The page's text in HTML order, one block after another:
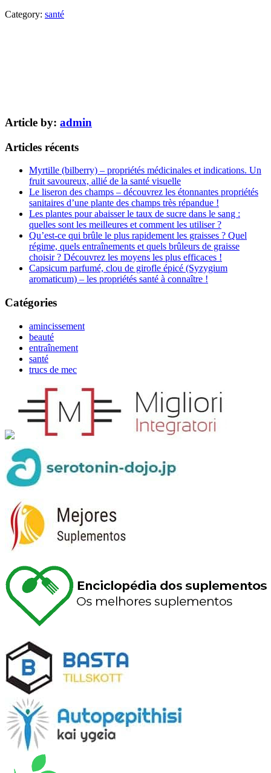
Category: santé
Article by: admin
Articles récents
Myrtille (bilberry) – propriétés médicinales et indications. Un
fruit savoureux, allié de la santé visuelle
Le liseron des champs – découvrez les étonnantes propriétés
sanitaires d’une plante des champs très répandue !
Les plantes pour abaisser le taux de sucre dans le sang :
quelles sont les meilleures et comment les utiliser ?
Qu’est-ce qui brûle le plus rapidement les graisses ? Quel
régime, quels entraînements et quels brûleurs de graisse
choisir ? Découvrez les moyens les plus efficaces !
Capsicum parfumé, clou de girofle épicé (Syzygium
aromaticum) – les propriétés santé à connaître !
Catégories
amincissement
beauté
entraînement
santé
trucs de mec